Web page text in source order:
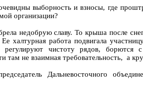
выборность и взносы, где
организации?
недобрую славу. То крыша после
работа подвигала
чистоту рядов, борются с
не взаимная требовательность, а
Дальневосточного